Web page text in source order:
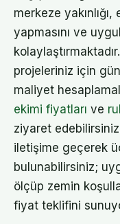
merkeze
yapmasını ve
projeleriniz için
maliyet
ekimi fiyatları ve
ziyaret
iletişime geçerek
bulunabilirsiniz;
ölçüp zemin
fiyat teklifini